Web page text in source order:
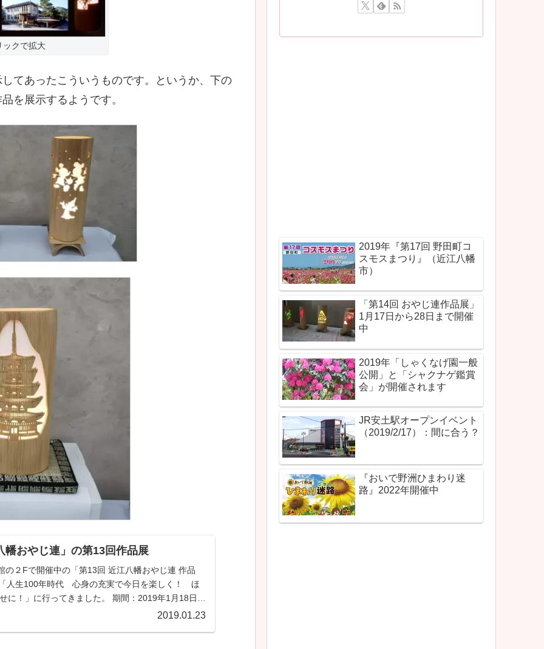
ックで拡大
てあったこういうものです。というか、下の
を展示するようです。
幡おやじ連」の第13回作品展
の２Fで開催中の「第13回 近江八幡おやじ連 作品
人生100年時代 心身の充実で今日を楽しく！ ほ
に！」に行ってきました。 期間：2019年1月18日
2019.01.23
2019年『第17回 野田町コ
スモスまつり』（近江八幡
市）
「第14回 おやじ連作品展」
1月17日から28日まで開催
中
2019年「しゃくなげ園一般
公開」と「シャクナゲ鑑賞
会」が開催されます
JR安土駅オープンイベント
（2019/2/17）：間に合う？
『おいで野洲ひまわり迷
路』2022年開催中